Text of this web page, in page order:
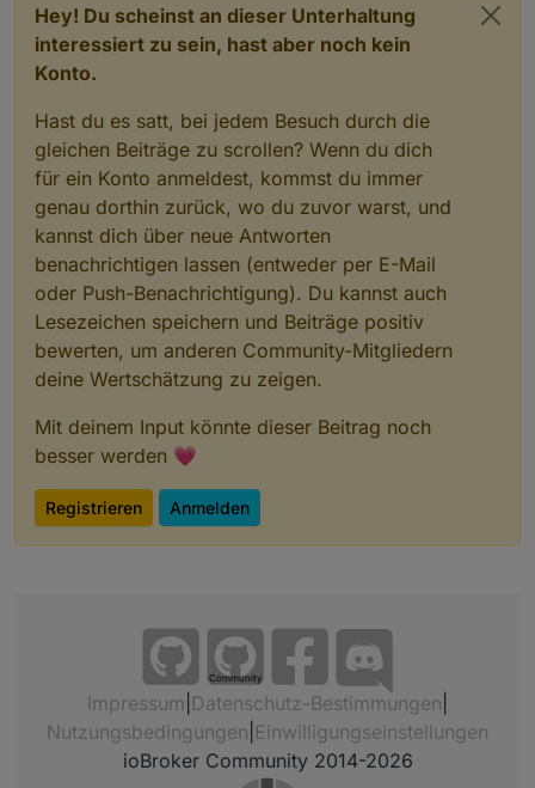
Hey! Du scheinst an dieser Unterhaltung
interessiert zu sein, hast aber noch kein
Konto.
Hast du es satt, bei jedem Besuch durch die
gleichen Beiträge zu scrollen? Wenn du dich
für ein Konto anmeldest, kommst du immer
genau dorthin zurück, wo du zuvor warst, und
kannst dich über neue Antworten
benachrichtigen lassen (entweder per E-Mail
oder Push-Benachrichtigung). Du kannst auch
Lesezeichen speichern und Beiträge positiv
bewerten, um anderen Community-Mitgliedern
deine Wertschätzung zu zeigen.
Mit deinem Input könnte dieser Beitrag noch
besser werden 💗
Registrieren Anmelden
Community
Impressum Datenschutz-Bestimmungen
Nutzungsbedingungen Einwilligungseinstellungen
ioBroker Community 2014-2026